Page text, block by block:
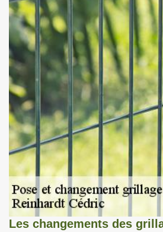
Les changements des